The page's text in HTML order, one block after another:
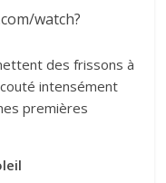
watch?
des frissons à
intensément
premières